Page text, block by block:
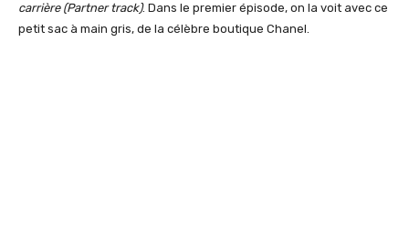
carrière (Partner track). Dans le premier épisode, on la voit avec ce
petit sac à main gris, de la célèbre boutique Chanel.